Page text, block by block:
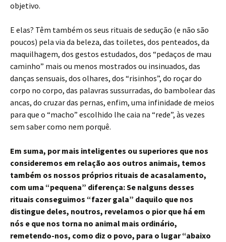
objetivo.
E elas? Têm também os seus rituais de sedução (e não são
poucos) pela via da beleza, das toiletes, dos penteados, da
maquilhagem, dos gestos estudados, dos “pedaços de mau
caminho” mais ou menos mostrados ou insinuados, das
danças sensuais, dos olhares, dos “risinhos”, do roçar do
corpo no corpo, das palavras sussurradas, do bambolear das
ancas, do cruzar das pernas, enfim, uma infinidade de meios
para que o “macho” escolhido lhe caia na “rede”, às vezes
sem saber como nem porquê.
Em suma, por mais inteligentes ou superiores que nos
consideremos em relação aos outros animais, temos
também os nossos próprios rituais de acasalamento,
com uma “pequena” diferença: Se nalguns desses
rituais conseguimos “fazer gala” daquilo que nos
distingue deles, noutros, revelamos o pior que há em
nós e que nos torna no animal mais ordinário,
remetendo-nos, como diz o povo, para o lugar “abaixo